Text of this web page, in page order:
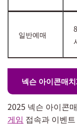
일반예매
넥슨 아이콘매
2025 넥슨 아이콘
게임 접속과 이벤